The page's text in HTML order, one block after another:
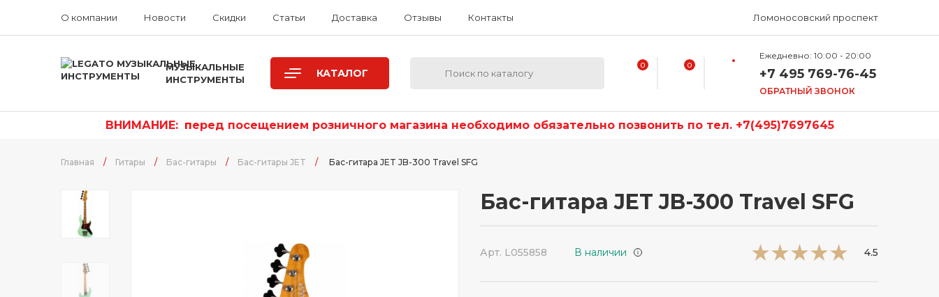
О компании Новости Скидки Статьи Доставка Отзывы Контакты Ломоносовский проспект
МУЗЫКАЛЬНЫЕ
ИНСТРУМЕНТЫ
КАТАЛОГ
0 0
Ежедневно: 10:00 - 20:00
+7 495 769-76-45
ОБРАТНЫЙ ЗВОНОК
ВНИМАНИЕ: перед посещением розничного магазина необходимо обязательно позвонить по тел. +7(495)7697645
Главная / Гитары / Бас-гитары / Бас-гитары JET / Бас-гитара JET JB-300 Travel SFG
Бас-гитара JET JB-300 Travel SFG
Арт. L055858 В наличии i 4.5